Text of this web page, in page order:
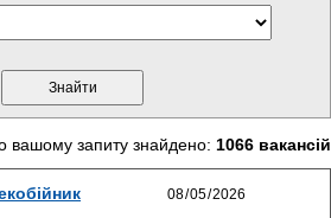
вашому запиту знайдено: 1066 вакансій